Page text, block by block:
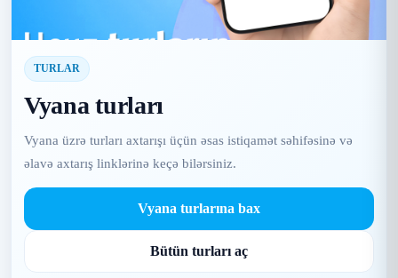
TURLAR
Vyana turları
Vyana üzrə turları axtarışı üçün əsas istiqamət səhifəsinə və
əlavə axtarış linklərinə keçə bilərsiniz.
Vyana turlarına bax
Bütün turları aç